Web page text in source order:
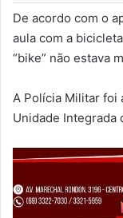
De acordo com o
aula com a
“bike” não estava
A Polícia Militar foi
Unidade Integrada